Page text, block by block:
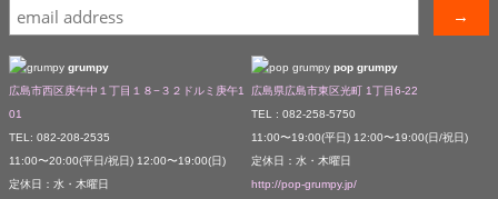
grumpy
広島市西区庚午中１丁目１８−３２ドルミ庚午1
01
TEL: 082-208-2535
11:00〜20:00(平日/祝日) 12:00〜19:00(日)
定休日：水・木曜日
pop grumpy
広島県広島市東区光町 1丁目6-22
TEL : 082-258-5750
11:00〜19:00(平日) 12:00〜19:00(日/祝日)
定休日：水・木曜日
http://pop-grumpy.jp/